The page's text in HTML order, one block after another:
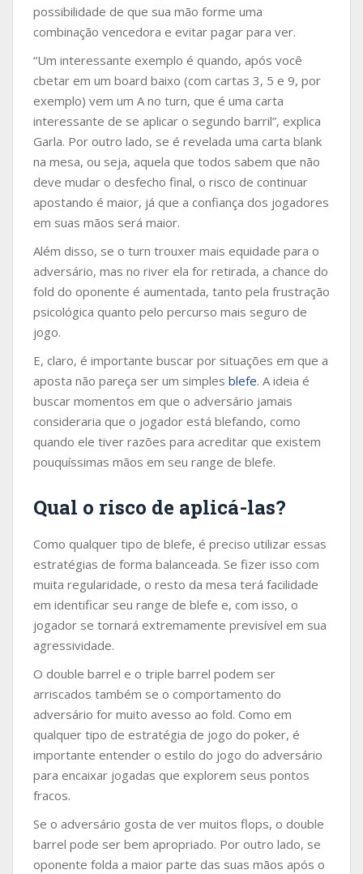
possibilidade de que sua mão forme uma
combinação vencedora e evitar pagar para ver.
“Um interessante exemplo é quando, após você
cbetar em um board baixo (com cartas 3, 5 e 9, por
exemplo) vem um A no turn, que é uma carta
interessante de se aplicar o segundo barril”, explica
Garla. Por outro lado, se é revelada uma carta blank
na mesa, ou seja, aquela que todos sabem que não
deve mudar o desfecho final, o risco de continuar
apostando é maior, já que a confiança dos jogadores
em suas mãos será maior.
Além disso, se o turn trouxer mais equidade para o
adversário, mas no river ela for retirada, a chance do
fold do oponente é aumentada, tanto pela frustração
psicológica quanto pelo percurso mais seguro de
jogo.
E, claro, é importante buscar por situações em que a
aposta não pareça ser um simples blefe. A ideia é
buscar momentos em que o adversário jamais
consideraria que o jogador está blefando, como
quando ele tiver razões para acreditar que existem
pouquíssimas mãos em seu range de blefe.
Qual o risco de aplicá-las?
Como qualquer tipo de blefe, é preciso utilizar essas
estratégias de forma balanceada. Se fizer isso com
muita regularidade, o resto da mesa terá facilidade
em identificar seu range de blefe e, com isso, o
jogador se tornará extremamente previsível em sua
agressividade.
O double barrel e o triple barrel podem ser
arriscados também se o comportamento do
adversário for muito avesso ao fold. Como em
qualquer tipo de estratégia de jogo do poker, é
importante entender o estilo do jogo do adversário
para encaixar jogadas que explorem seus pontos
fracos.
Se o adversário gosta de ver muitos flops, o double
barrel pode ser bem apropriado. Por outro lado, se
oponente folda a maior parte das suas mãos após o